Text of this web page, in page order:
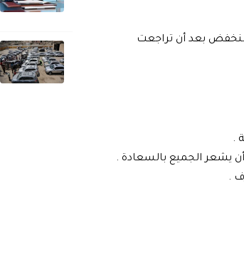
بعد أن تراجعت
.
يشعر الجميع بالسعادة .
.